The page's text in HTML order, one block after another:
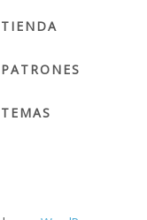
TIENDA
PATRONES
TEMAS